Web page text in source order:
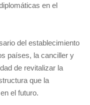
en el
del establecimiento
países, la canciller y
de revitalizar la
que la
el futuro.